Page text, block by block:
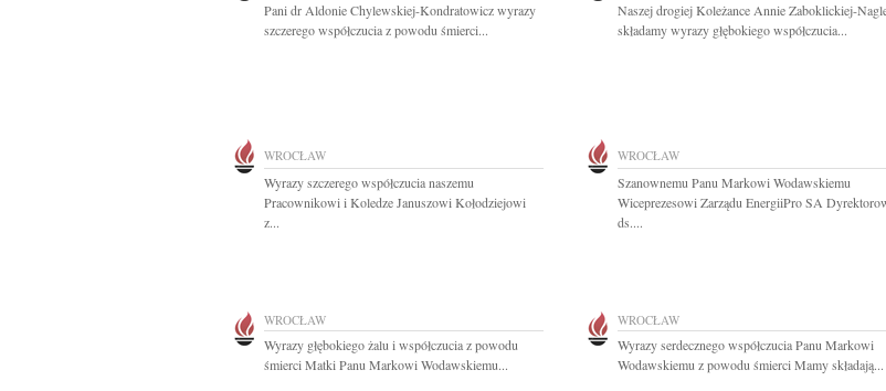
Pani dr Aldonie Chylewskiej-Kondratowicz wyrazy
szczerego współczucia z powodu śmierci...
Naszej drogiej Koleżance Annie Zaboklickiej-
składamy wyrazy głębokiego współczucia...
WROCŁAW
Wyrazy szczerego współczucia naszemu
Pracownikowi i Koledze Januszowi Kołodziejowi
z...
WROCŁAW
Szanownemu Panu Markowi Wodawskiemu
Wiceprezesowi Zarządu EnergiiPro SA
ds....
WROCŁAW
Wyrazy głębokiego żalu i współczucia z powodu
śmierci Matki Panu Markowi Wodawskiemu...
WROCŁAW
Wyrazy serdecznego współczucia Panu Markowi
Wodawskiemu z powodu śmierci Mamy składają...